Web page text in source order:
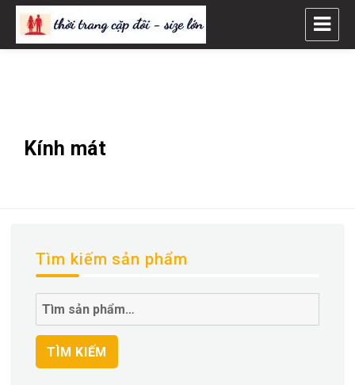
Thời Trang CẶP ĐÔI – SIZE LỚN
Kính mát
Tìm kiếm sản phẩm
Tìm
kiếm:
TÌM KIẾM